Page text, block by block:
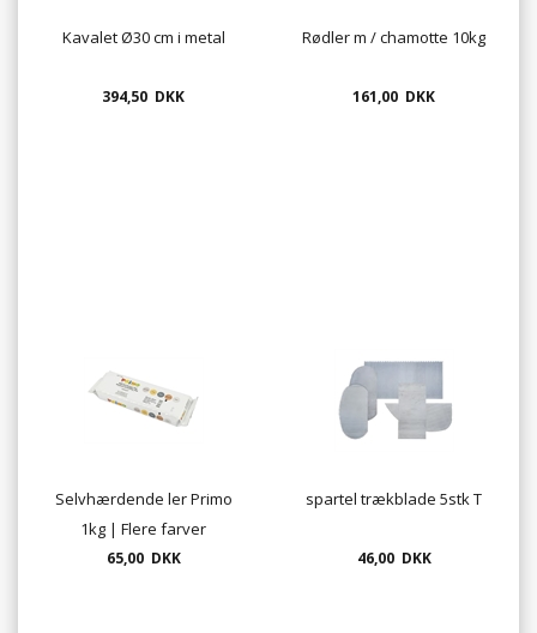
Kavalet Ø30 cm i metal
394,50 DKK
Rødler m / chamotte 10kg
161,00 DKK
Selvhærdende ler Primo
1kg | Flere farver
65,00 DKK
spartel trækblade 5stk T
46,00 DKK